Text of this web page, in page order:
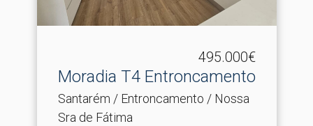
495.000€
Moradia T4 Entroncamento
Santarém / Entroncamento / Nossa
Sra de Fátima